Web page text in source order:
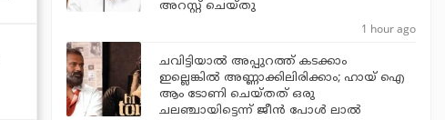
അറസ്റ്റ് ചെയ്തു
1 hour ago
ചവിട്ടിയാല്‍ അപ്പുറത്ത് കടക്കാം
ഇല്ലെങ്കില്‍ അണ്ണാക്കിലിരിക്കാം; ഹായ് ഐ
ആം ടോണി ചെയ്തത് ഒരു
ചലഞ്ചായിട്ടെന്ന് ജീന്‍ പോള്‍ ലാല്‍